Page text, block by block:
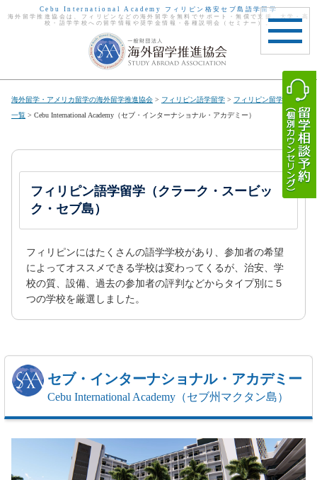
toggle
Cebu International Academy フィリピン格安セブ島語学留学
海外留学推進協会は、フィリピンなどの海外留学を無料でサポート・無償で支援。大学・高
校・語学学校への留学情報や奨学金情報・各種説明会（セミナー）。
海外留学・アメリカ留学の海外留学推進協会 > フィリピン語学留学 > フィリピン留学留学先
一覧 > Cebu International Academy（セブ・インターナショナル・アカデミー）
フィリピン語学留学（クラーク・スービッ
ク・セブ島）
フィリピンにはたくさんの語学学校があり、参加者の希望
によってオススメできる学校は変わってくるが、治安、学
校の質、設備、過去の参加者の評判などからタイプ別に５
つの学校を厳選しました。
セブ・インターナショナル・アカデミー
Cebu International Academy（セブ州マクタン島）